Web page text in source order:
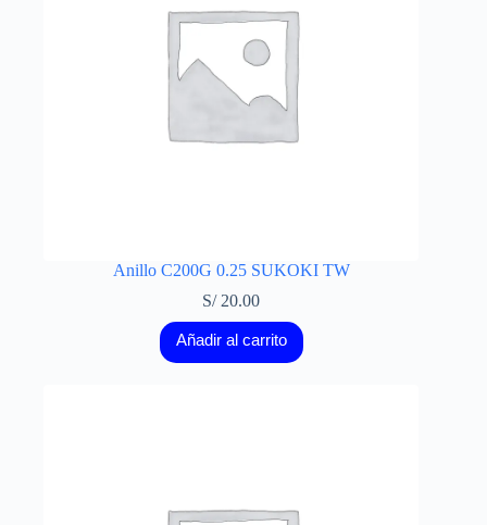
Anillo C200G 0.25 SUKOKI TW
S/20.00
Añadir al carrito